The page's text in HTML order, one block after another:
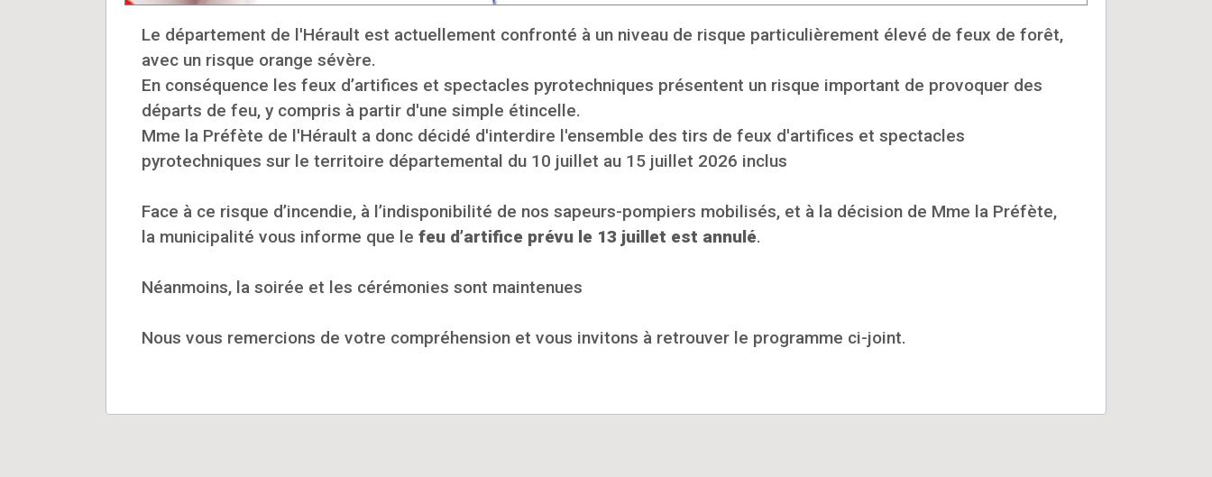
Le département de l'Hérault est actuellement confronté à un niveau de risque particulièrement élevé de feux de forêt,
avec un risque orange sévère.
En conséquence les feux d’artifices et spectacles pyrotechniques présentent un risque important de provoquer des
départs de feu, y compris à partir d'une simple étincelle.
Mme la Préfète de l'Hérault a donc décidé d'interdire l'ensemble des tirs de feux d'artifices et spectacles
pyrotechniques sur le territoire départemental du 10 juillet au 15 juillet 2026 inclus
Face à ce risque d’incendie, à l’indisponibilité de nos sapeurs-pompiers mobilisés, et à la décision de Mme la Préfète,
la municipalité vous informe que le feu d’artifice prévu le 13 juillet est annulé.
Néanmoins, la soirée et les cérémonies sont maintenues
Nous vous remercions de votre compréhension et vous invitons à retrouver le programme ci-joint.